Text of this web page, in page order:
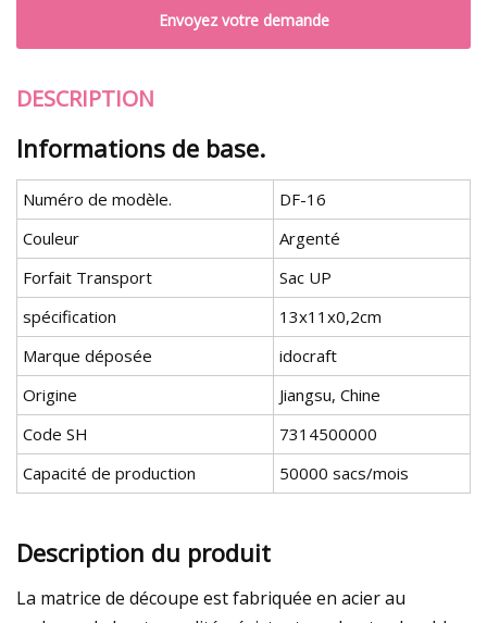
Envoyez votre demande
DESCRIPTION
Informations de base.
Numéro de modèle.
DF-16
Couleur
Argenté
Forfait Transport
Sac UP
spécification
13x11x0,2cm
Marque déposée
idocraft
Origine
Jiangsu, Chine
Code SH
7314500000
Capacité de production
50000 sacs/mois
Description du produit
La matrice de découpe est fabriquée en acier au